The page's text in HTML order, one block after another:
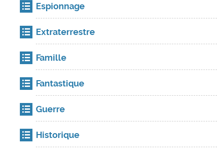
Espionnage
Extraterrestre
Famille
Fantastique
Guerre
Historique